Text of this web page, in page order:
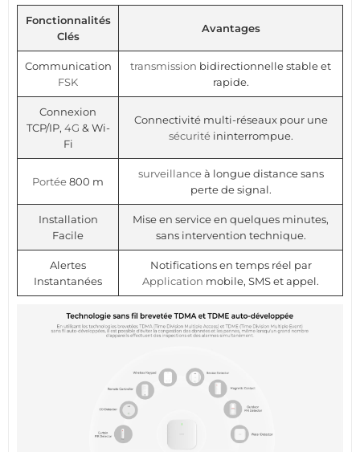
Fonctionnalités
Clés
Avantages
Communication
FSK
transmission bidirectionnelle stable et
rapide.
Connexion
TCP/IP, 4G & Wi-
Fi
Connectivité multi-réseaux pour une
sécuritéininterrompue.
Portée800 m
surveillanceà longue distance sans
perte de signal.
Installation
Facile
Mise en service en quelques minutes,
sans intervention technique.
Alertes
Instantanées
Notifications en temps réel par
Application mobile, SMS et appel.